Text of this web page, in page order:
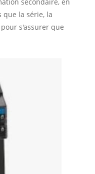
secondaire, en
que la série, la
s'assurer que